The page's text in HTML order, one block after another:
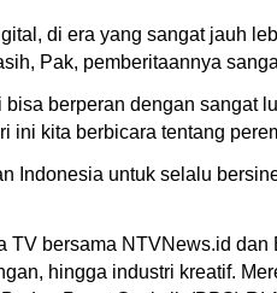
di era yang sangat jauh
Pak, pemberitaannya
berperan dengan sangat
ini kita berbicara tentang
Indonesia untuk selalu
TV bersama NTVNews.id
hingga industri kreatif.